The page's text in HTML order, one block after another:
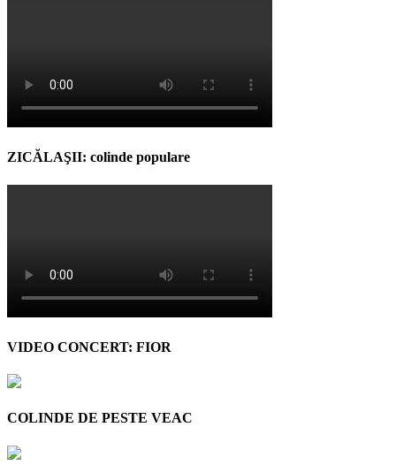
ZICĂLAŞII: colinde populare
VIDEO CONCERT: FIOR
COLINDE DE PESTE VEAC